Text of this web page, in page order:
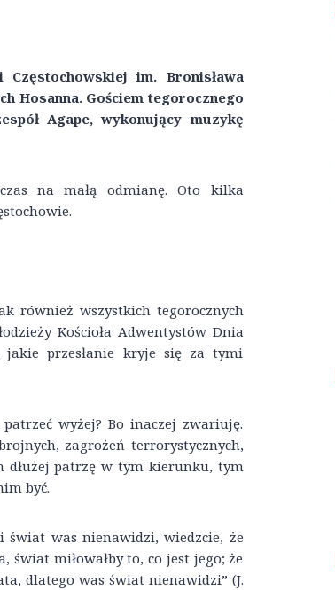
im. Bronisława
Hosanna. Gościem tegorocznego
Agape, wykonujący muzykę
na małą odmianę. Oto kilka
również wszystkich tegorocznych
Kościoła Adwentystów Dnia
jakie przesłanie kryje się za tymi
wyżej? Bo inaczej zwariuję.
zagrożeń terrorystycznych,
dłużej patrzę w tym kierunku, tym
być.
świat was nienawidzi, wiedzcie, że
świat miłowałby to, co jest jego; że
dlatego was świat nienawidzi” (J.